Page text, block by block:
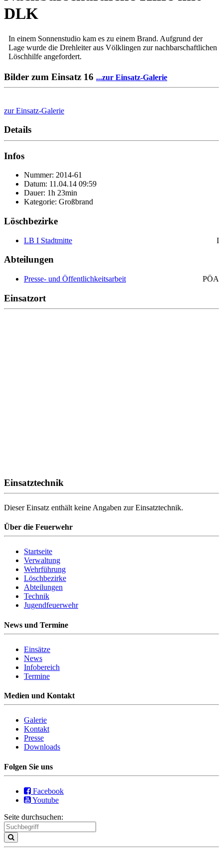
DLK
In einem Sonnenstudio kam es zu einem Brand. Aufgrund der
Lage wurde die Drehleiter aus Völklingen zur nachbarschaftlichen
Löschhilfe angefordert.
Bilder zum Einsatz 16 ...zur Einsatz-Galerie
zur Einsatz-Galerie
Details
Infos
Nummer: 2014-61
Datum: 11.04.14 09:59
Dauer: 1h 23min
Kategorie: Großbrand
Löschbezirke
LB I Stadtmitte I
Abteilungen
Presse- und Öffentlichkeitsarbeit PÖA
Einsatzort
Einsatztechnik
Dieser Einsatz enthält keine Angaben zur Einsatztechnik.
Über die Feuerwehr
Startseite
Verwaltung
Wehrführung
Löschbezirke
Abteilungen
Technik
Jugendfeuerwehr
News und Termine
Einsätze
News
Infobereich
Termine
Medien und Kontakt
Galerie
Kontakt
Presse
Downloads
Folgen Sie uns
Facebook
Youtube
Seite durchsuchen: